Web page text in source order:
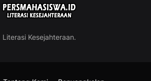
Literasi Kesejahteraan.